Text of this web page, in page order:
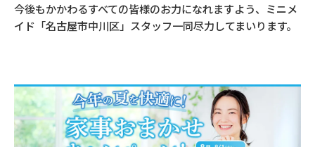
今後もかかわるすべての皆様のお力になれますよう、ミニメ
イド「名古屋市中川区」スタッフ一同尽力してまいります。